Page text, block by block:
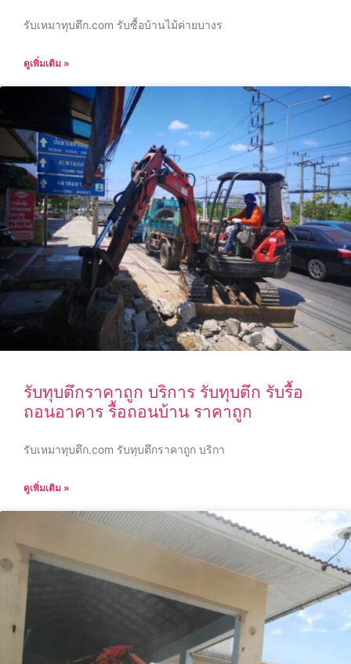
รับเหมาทุบตึก.com รับซื้อบ้านไม้ค่ายบางร
ดูเพิ่มเติม »
รับทุบตึกราคาถูก บริการ รับทุบตึก รับรื้อ
ถอนอาคาร รื้อถอนบ้าน ราคาถูก
รับเหมาทุบตึก.com รับทุบตึกราคาถูก บริกา
ดูเพิ่มเติม »